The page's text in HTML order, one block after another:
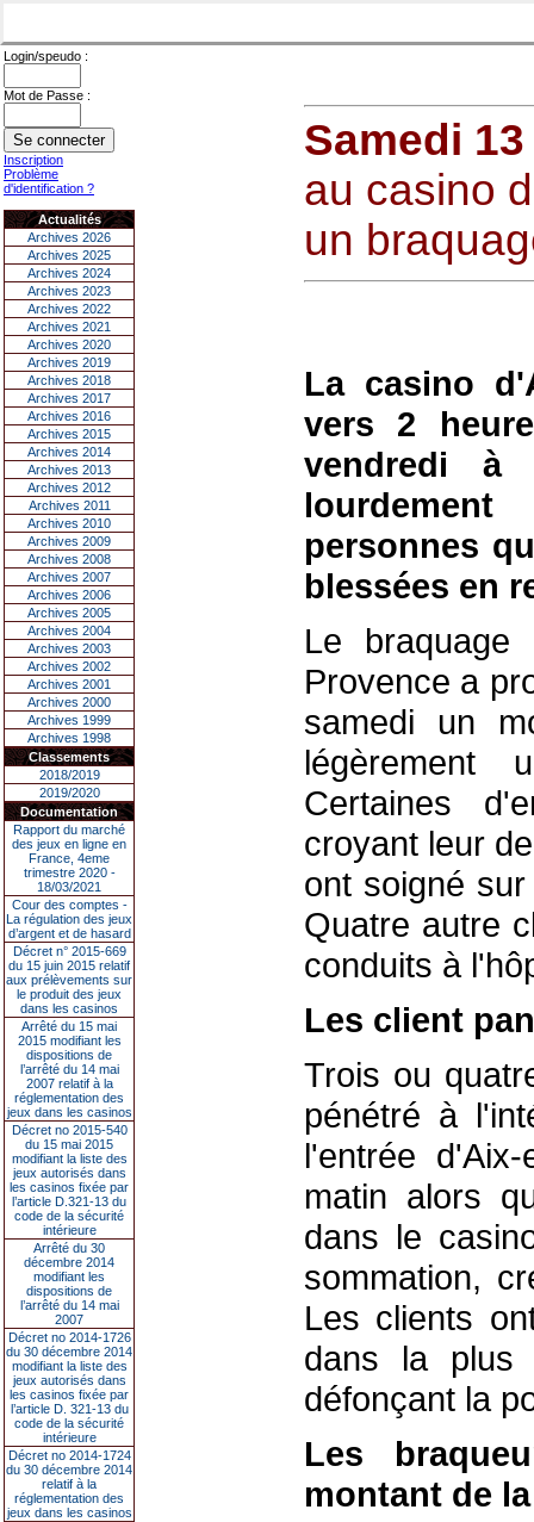
Login/speudo :
Mot de Passe :
Inscription
Problème
d'identification ?
Actualités
Archives 2026
Archives 2025
Archives 2024
Archives 2023
Archives 2022
Archives 2021
Archives 2020
Archives 2019
Archives 2018
Archives 2017
Archives 2016
Archives 2015
Archives 2014
Archives 2013
Archives 2012
Archives 2011
Archives 2010
Archives 2009
Archives 2008
Archives 2007
Archives 2006
Archives 2005
Archives 2004
Archives 2003
Archives 2002
Archives 2001
Archives 2000
Archives 1999
Archives 1998
Classements
2018/2019
2019/2020
Documentation
Rapport du marché
des jeux en ligne en
France, 4eme
trimestre 2020 -
18/03/2021
Cour des comptes -
La régulation des jeux
d’argent et de hasard
Décret n° 2015-669
du 15 juin 2015 relatif
aux prélèvements sur
le produit des jeux
dans les casinos
Arrêté du 15 mai
2015 modifiant les
dispositions de
l’arrêté du 14 mai
2007 relatif à la
réglementation des
jeux dans les casinos
Décret no 2015-540
du 15 mai 2015
modifiant la liste des
jeux autorisés dans
les casinos fixée par
l’article D.321-13 du
code de la sécurité
intérieure
Arrêté du 30
décembre 2014
modifiant les
dispositions de
l’arrêté du 14 mai
2007
Décret no 2014-1726
du 30 décembre 2014
modifiant la liste des
jeux autorisés dans
les casinos fixée par
l’article D. 321-13 du
code de la sécurité
intérieure
Décret no 2014-1724
du 30 décembre 2014
relatif à la
réglementation des
jeux dans les casinos
Samedi
au casino
un
La casino
vers 2
vendredi à
personnes
blessées en
Le
Provence a
samedi un
légèrement
Certaines
croyant leur
ont soigné
Quatre autre
conduits à
Les client
Trois ou
pénétré à
l'entrée
matin alors
dans le
sommation,
Les clients
dans la plus
défonçant la
Les
montant de